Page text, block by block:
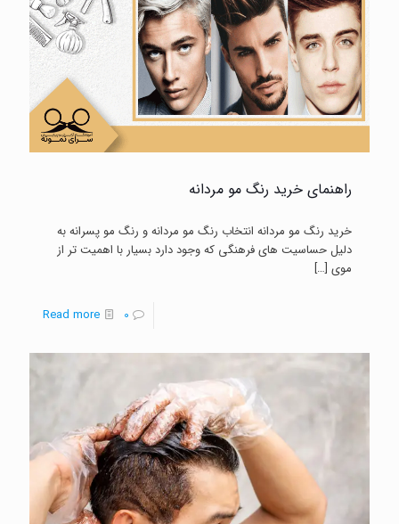
درباره
استفاده
مداوم
از
مو
راهنمای خرید رنگ مو مردانه
خرید رنگ مو مردانه انتخاب رنگ مو مردانه و رنگ مو پسرانه به
دلیل حساسیت های فرهنگی که وجود دارد بسیار با اهمیت تر از
موی […]
0
Read more
-
مردانه